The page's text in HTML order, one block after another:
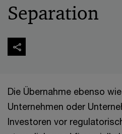
Separation
Die Übernahme ebenso
Unternehmen oder
Investoren vor